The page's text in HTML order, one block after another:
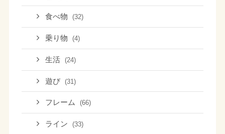
食べ物 (32)
乗り物 (4)
生活 (24)
遊び (31)
フレーム (66)
ライン (33)